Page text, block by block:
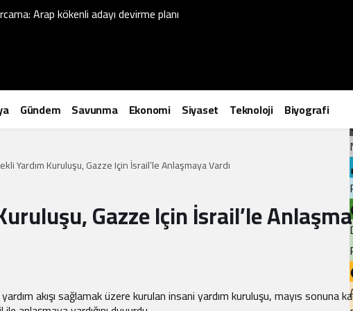
Arap kökenli adayı devirme planı
Gündem Savunma Ekonomi Siyaset Teknoloji Biyografi
Yardım Kuruluşu, Gazze Için İsrail’le Anlaşmaya Vardı
Gazze Için İsrail’le
akışı sağlamak üzere kurulan insani yardım kuruluşu, mayıs sonuna